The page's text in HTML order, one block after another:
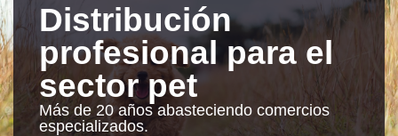
Distribución
profesional para el
sector pet
Más de 20 años abasteciendo comercios
especializados.